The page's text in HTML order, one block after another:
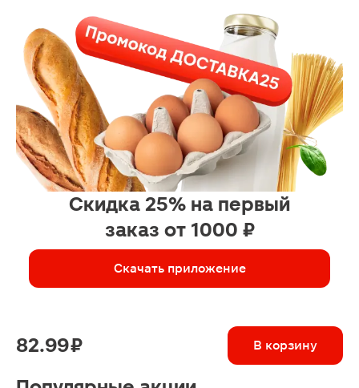
Скидка 25% на первый
заказ от 1000 ₽
Скачать приложение
82.99 ₽ В корзину